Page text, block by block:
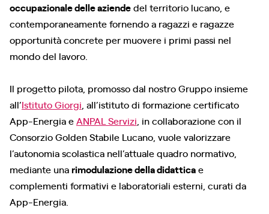
occupazionale delle aziendedel territorio lucano, e
contemporaneamente fornendo a ragazzi e ragazze
opportunità concrete per muovere i primi passi nel
mondo del lavoro.
Il progetto pilota, promosso dal nostro Gruppo insieme
all’Istituto Giorgi , all’istituto di formazione certificato
App-Energia eANPAL Servizi , in collaborazione con il
Consorzio Golden Stabile Lucano, vuole valorizzare
l’autonomia scolastica nell’attuale quadro normativo,
mediante unarimodulazione della didatticae
complementi formativi e laboratoriali esterni, curati da
App-Energia.